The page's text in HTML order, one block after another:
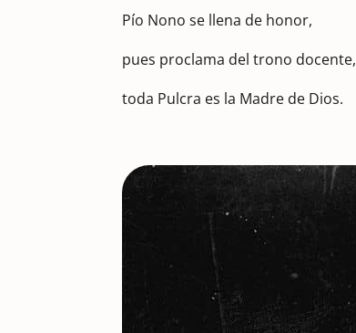
Pío Nono se llena de honor,
pues proclama del trono docente,
toda Pulcra es la Madre de Dios.